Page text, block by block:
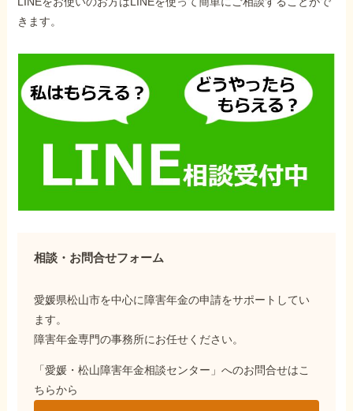
きます。
相談・お問合せフォーム
愛媛県松山市を中心に障害年金の申請をサポートしてい
ます。
障害年金専門の事務所にお任せください。
「愛媛・松山障害年金相談センター」へのお問合せはこ
ちらから